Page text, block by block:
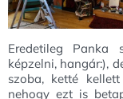
Eredetileg Panka
képzelni, hangár:),
szoba, ketté
nehogy ezt is